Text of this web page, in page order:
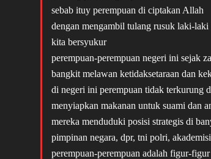
sebab ituy perempuan di ciptakan Allah
dengan mengambil tulang rusuk laki-laki
kita bersyukur
perempuan-perempuan negeri ini sejak
bangkit melawan ketidaksetaraan dan
di negeri ini perempuan tidak terkurung
menyiapkan makanan untuk suami dan
mereka menduduki posisi strategis di
pimpinan negara, dpr, tni polri,
perempuan-perempuan adalah figur-